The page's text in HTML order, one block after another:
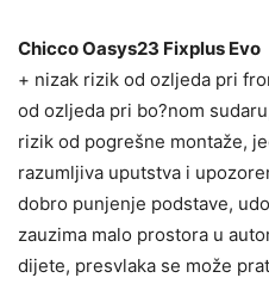
Chicco Oasys23 Fixplus Evo
+ nizak rizik od ozljeda pri
od ozljeda pri bo?nom
rizik od pogrešne montaže,
razumljiva uputstva i
dobro punjenje podstave,
zauzima malo prostora u
dijete, presvlaka se može